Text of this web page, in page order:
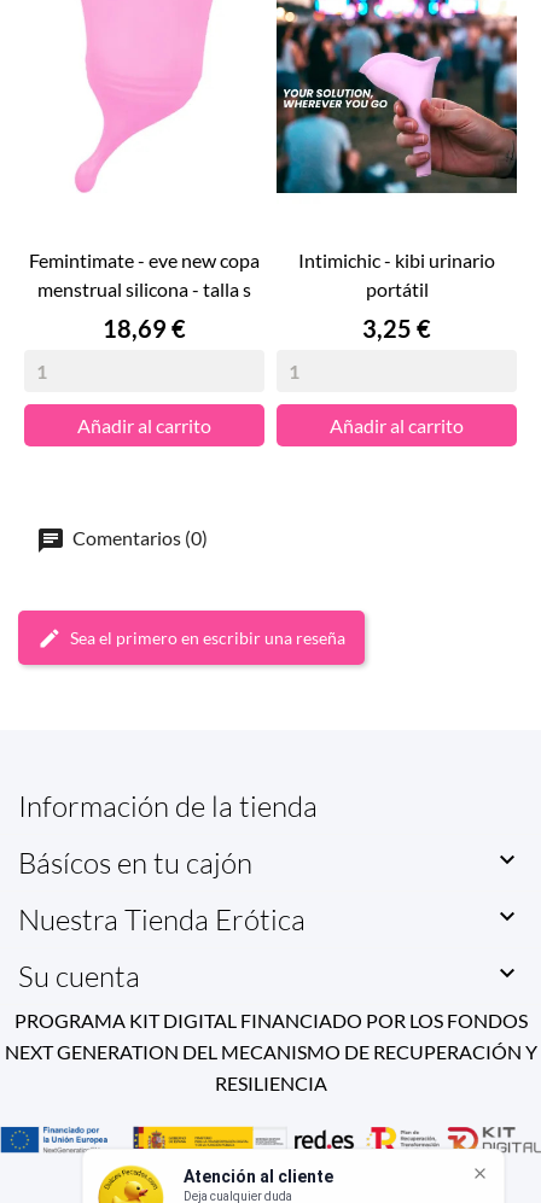
Atención al cliente
Deja cualquier duda
femintimate - eve new copa
menstrual silicona - talla s
Precio
18,69 €
Añadir al carrito
intimichic - kibi urinario
portátil
Precio
3,25 €
Añadir al carrito
Comentarios (0)
Sea el primero en escribir una reseña
Información de la tienda
Básícos en tu cajón

Nuestra Tienda Erótica 
Su cuenta 
PROGRAMA KIT DIGITAL FINANCIADO POR LOS FONDOS
NEXT GENERATION DEL MECANISMO DE RECUPERACIÓN Y
RESILIENCIA